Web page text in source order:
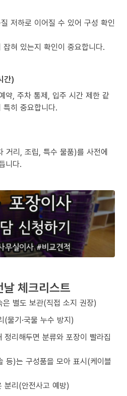
저하로 이어질 수 있어 구성 확인
혀 있는지 확인이 중요합니다.
간)
약, 주차 통제, 입주 시간 제한 같
히 중요합니다.
거리, 조립, 특수 물품)를 사전에
니다.
체크리스트
은 별도 보관(직접 소지 권장)
(물기·국물 누수 방지)
정리해두면 분류와 포장이 빨라집
등)는 구성품을 모아 표시(케이블
분리(안전사고 예방)